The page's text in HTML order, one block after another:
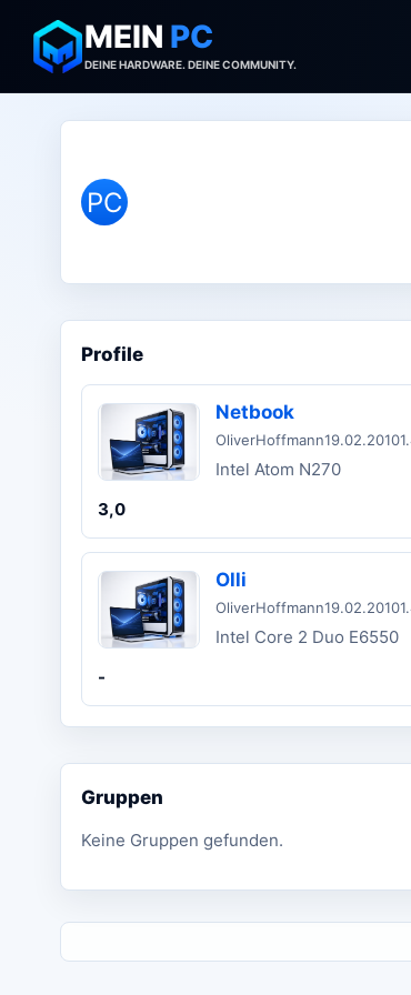
MEIN PC
DEINE HARDWARE. DEINE COMMUNITY.
PC
Profile
Netbook
OliverHoffmann19.02.2010
Intel Atom N270
3,0
Olli
OliverHoffmann19.02.2010
Intel Core 2 Duo E6550
-
Gruppen
Keine Gruppen gefunden.